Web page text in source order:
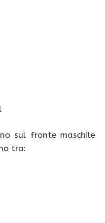
sul fronte maschile
tra: